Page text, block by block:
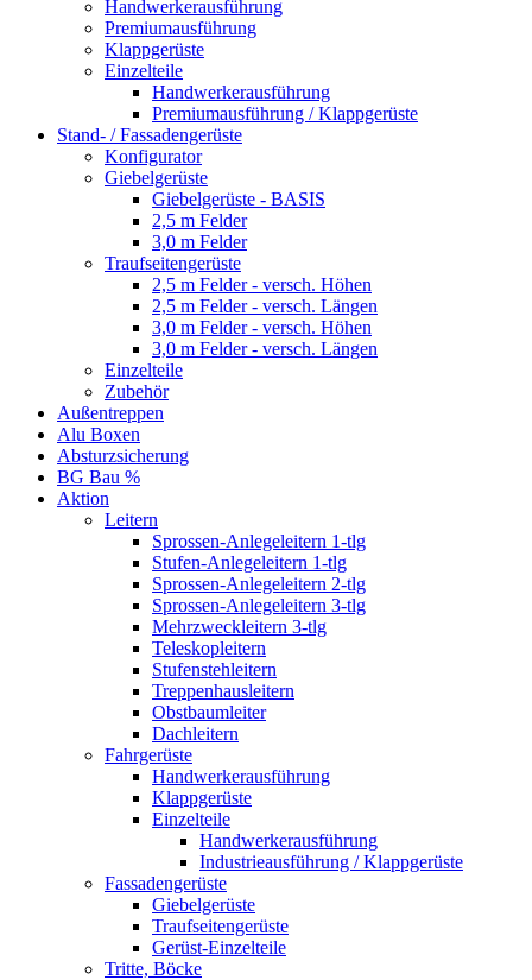
Handwerkerausführung
Premiumausführung
Klappgerüste
Einzelteile
Handwerkerausführung
Premiumausführung / Klappgerüste
Stand- / Fassadengerüste
Konfigurator
Giebelgerüste
Giebelgerüste - BASIS
2,5 m Felder
3,0 m Felder
Traufseitengerüste
2,5 m Felder - versch. Höhen
2,5 m Felder - versch. Längen
3,0 m Felder - versch. Höhen
3,0 m Felder - versch. Längen
Einzelteile
Zubehör
Außentreppen
Alu Boxen
Absturzsicherung
BG Bau %
Aktion
Leitern
Sprossen-Anlegeleitern 1-tlg
Stufen-Anlegeleitern 1-tlg
Sprossen-Anlegeleitern 2-tlg
Sprossen-Anlegeleitern 3-tlg
Mehrzweckleitern 3-tlg
Teleskopleitern
Stufenstehleitern
Treppenhausleitern
Obstbaumleiter
Dachleitern
Fahrgerüste
Handwerkerausführung
Klappgerüste
Einzelteile
Handwerkerausführung
Industrieausführung / Klappgerüste
Fassadengerüste
Giebelgerüste
Traufseitengerüste
Gerüst-Einzelteile
Tritte, Böcke